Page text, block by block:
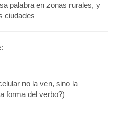
palabra en zonas rurales, y
ciudades
no la ven, sino la
forma del verbo?)